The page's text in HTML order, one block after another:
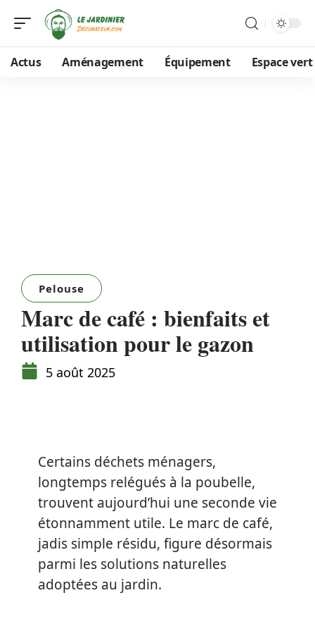
Actus Aménagement Équipement Espace vert
Pelouse
Marc de café : bienfaits et
utilisation pour le gazon
5 août 2025
Certains déchets ménagers,
longtemps relégués à la poubelle,
trouvent aujourd’hui une seconde vie
étonnamment utile. Le marc de café,
jadis simple résidu, figure désormais
parmi les solutions naturelles
adoptées au jardin.